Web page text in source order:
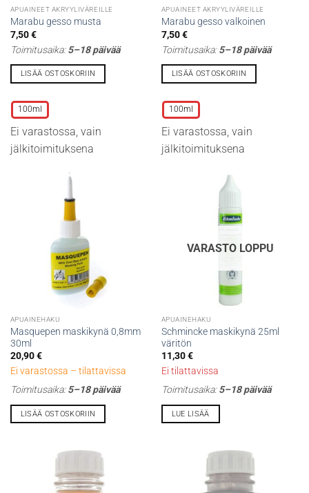
APUAINEET AKRYYLIVÄREILLE
Marabu gesso musta
7,50€
Toimitusaika:5–18 päivää
LISÄÄ OSTOSKORIIN
tuotteella
on
useampi
muunnelma.
100ml
Ei varastossa, vain
jälkitoimituksena
APUAINEET AKRYYLIVÄREILLE
Marabu gesso valkoinen
7,50€
Toimitusaika:5–18 päivää
LISÄÄ OSTOSKORIIN
tuotteella
on
useampi
muunnelma.
100ml
Ei varastossa, vain
jälkitoimituksena
APUAINEHAKU
Masquepen maskikynä 0,8mm
30ml
20,90€
Ei varastossa – tilattavissa
Toimitusaika:5–18 päivää
LISÄÄ OSTOSKORIIN
VARASTO LOPPU
APUAINEHAKU
Schmincke maskikynä 25ml
väritön
11,30€
Ei tilattavissa
Toimitusaika:5–18 päivää
LUE LISÄÄ